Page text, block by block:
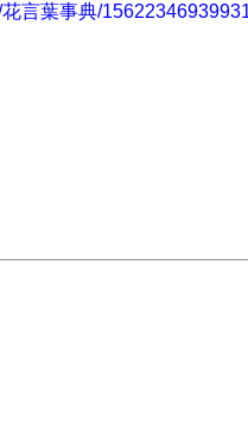
言葉事典/